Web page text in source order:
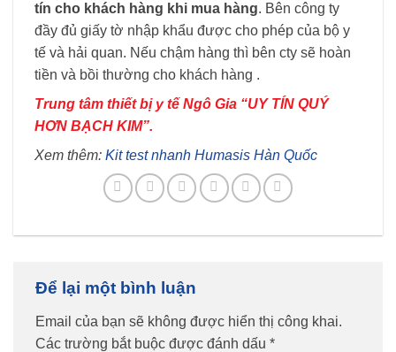
tín cho khách hàng khi mua hàng. Bên công ty
đầy đủ giấy tờ nhập khẩu được cho phép của bộ y
tế và hải quan. Nếu chậm hàng thì bên cty sẽ hoàn
tiền và bồi thường cho khách hàng .
Trung tâm thiết bị y tế Ngô Gia “UY TÍN QUÝ
HƠN BẠCH KIM”.
Xem thêm: Kit test nhanh Humasis Hàn Quốc
Để lại một bình luận
Email của bạn sẽ không được hiển thị công khai.
Các trường bắt buộc được đánh dấu *